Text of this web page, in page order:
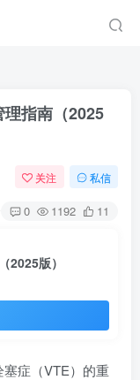
指南（2025
关注 私信
0 1192 11
2025版）
症（VTE）的重